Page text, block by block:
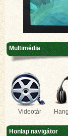
Multimédia
Videotár
Honlap navigátor